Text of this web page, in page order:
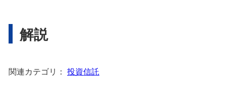
解説
関連カテゴリ： 投資信託